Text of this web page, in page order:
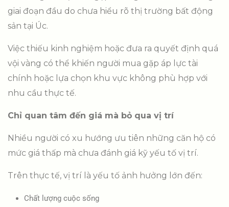
giai đoạn đầu do chưa hiểu rõ thị trường bất động
sản tại Úc.
Việc thiếu kinh nghiệm hoặc đưa ra quyết định quá
vội vàng có thể khiến người mua gặp áp lực tài
chính hoặc lựa chọn khu vực không phù hợp với
nhu cầu thực tế.
Chỉ quan tâm đến giá mà bỏ qua vị trí
Nhiều người có xu hướng ưu tiên những căn hộ có
mức giá thấp mà chưa đánh giá kỹ yếu tố vị trí.
Trên thực tế, vị trí là yếu tố ảnh hưởng lớn đến:
Chất lượng cuộc sống